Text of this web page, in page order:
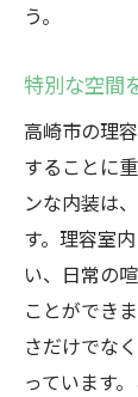
高
の
高
ス
理容室
高
高
う。
特別な空間
高崎市の理
することに
ンな内装は
す。理容室
い、日常の
ことができ
さだけでな
っています